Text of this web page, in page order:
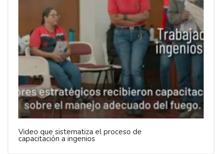
Video que sistematiza el proceso de
capacitación a ingenios